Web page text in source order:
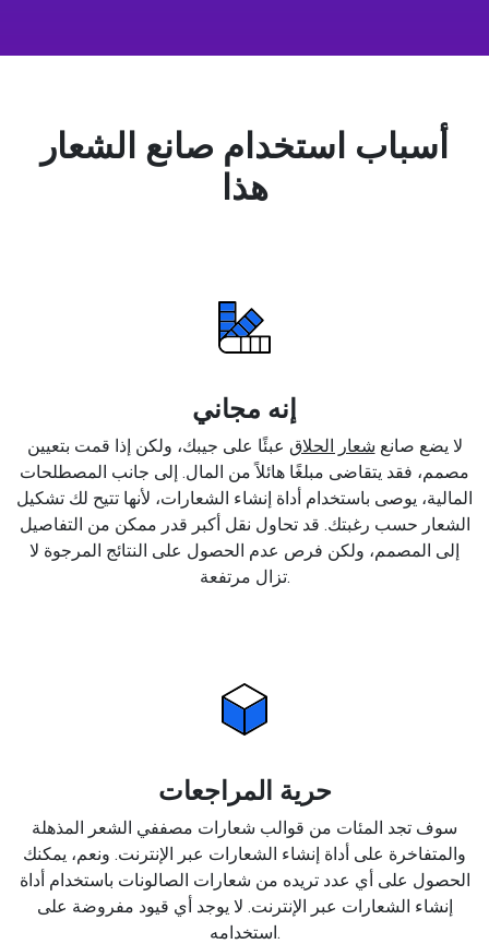
أسباب استخدام صانع الشعار
هذا
إنه مجاني
لا يضع صانع شعار الحلاق عبئًا على جيبك، ولكن إذا قمت بتعيين
مصمم، فقد يتقاضى مبلغًا هائلاً من المال. إلى جانب المصطلحات
المالية، يوصى باستخدام أداة إنشاء الشعارات، لأنها تتيح لك تشكيل
الشعار حسب رغبتك. قد تحاول نقل أكبر قدر ممكن من التفاصيل
إلى المصمم، ولكن فرص عدم الحصول على النتائج المرجوة لا
تزال مرتفعة.
حرية المراجعات
سوف تجد المئات من قوالب شعارات مصففي الشعر المذهلة
والمتفاخرة على أداة إنشاء الشعارات عبر الإنترنت. ونعم، يمكنك
الحصول على أي عدد تريده من شعارات الصالونات باستخدام أداة
إنشاء الشعارات عبر الإنترنت. لا يوجد أي قيود مفروضة على
استخدامه.